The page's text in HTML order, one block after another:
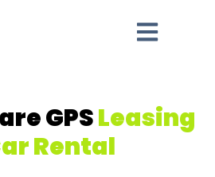
GPSLeasing
Rental